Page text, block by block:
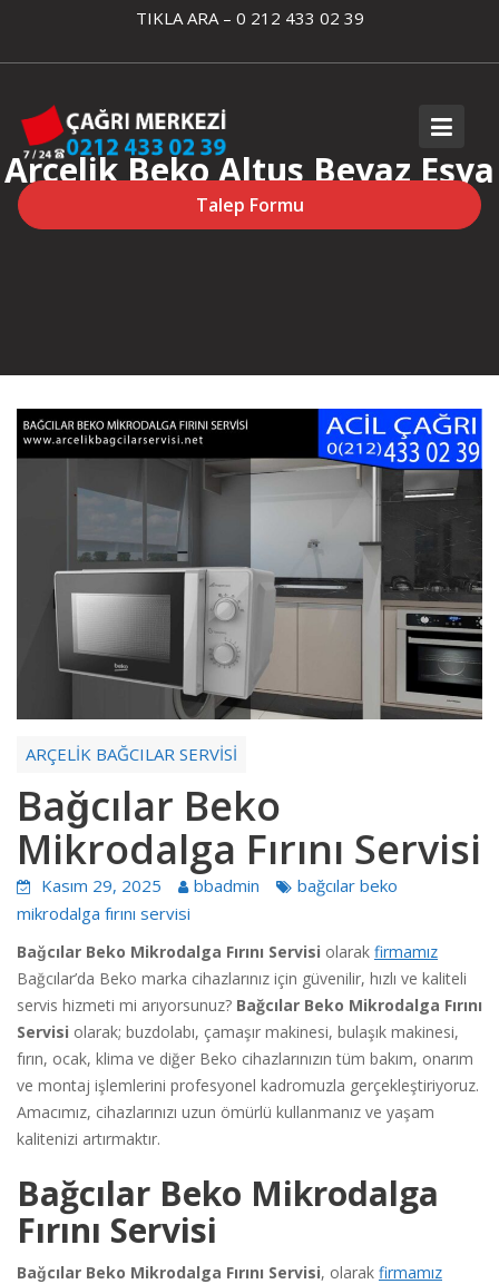
content
TIKLA ARA – 0 212 433 02 39
Talep Formu
Arçelik Beko Altus Beyaz Eşya
Servisi
ARÇELİK BAĞCILAR SERVİSİ
Bağcılar Beko
Mikrodalga Fırını Servisi
Kasım 29, 2025 bbadmin
bağcılar beko
mikrodalga fırını servisi
Bağcılar Beko Mikrodalga Fırını Servisi olarak firmamız
Bağcılar’da Beko marka cihazlarınız için güvenilir, hızlı ve kaliteli
servis hizmeti mi arıyorsunuz? Bağcılar Beko Mikrodalga Fırını
Servisi olarak; buzdolabı, çamaşır makinesi, bulaşık makinesi,
fırın, ocak, klima ve diğer Beko cihazlarınızın tüm bakım, onarım
ve montaj işlemlerini profesyonel kadromuzla gerçekleştiriyoruz.
Amacımız, cihazlarınızı uzun ömürlü kullanmanız ve yaşam
kalitenizi artırmaktır.
Bağcılar Beko Mikrodalga
Fırını Servisi
Bağcılar Beko Mikrodalga Fırını Servisi, olarak firmamız